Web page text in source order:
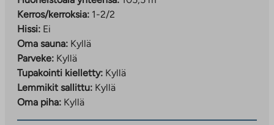
Kerros/kerroksia: 1-2/2
Hissi: Ei
Oma sauna: Kyllä
Parveke: Kyllä
Tupakointi kielletty: Kyllä
Lemmikit sallittu: Kyllä
Oma piha: Kyllä